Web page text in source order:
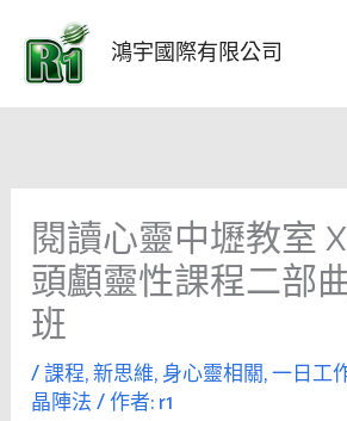
要
鴻宇國際有限公司
閱讀心靈中壢教室
頭顱靈性課程二部
班
/課程,新思維,身心靈相關,一日工
晶陣法/ 作者:r1